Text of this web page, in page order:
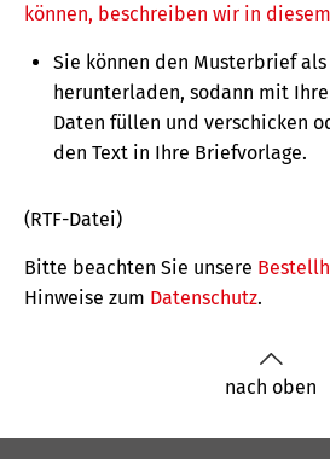
können, beschreiben wir in
Sie können den Musterbrief als
herunterladen, sodann mit
Daten füllen und verschicken
den Text in Ihre Briefvorlage.
(RTF-Datei)
Bitte beachten Sie unsere
Hinweise zum Datenschutz.
nach oben